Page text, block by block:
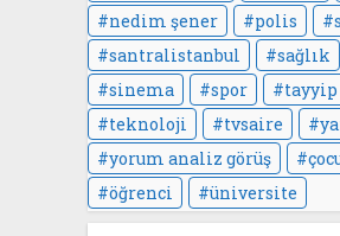
nedim şener
polis
santralistanbul
sağlık
sinema
spor
tayyip
teknoloji
tvsaire
yorum analiz görüş
öğrenci
üniversite